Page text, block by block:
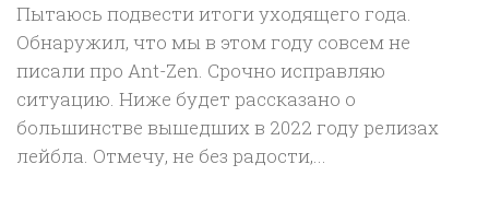
Пытаюсь подвести итоги уходящего года.
Обнаружил, что мы в этом году совсем не
писали про Ant-Zen. Срочно исправляю
ситуацию. Ниже будет рассказано о
большинстве вышедших в 2022 году релизах
лейбла. Отмечу, не без радости,...